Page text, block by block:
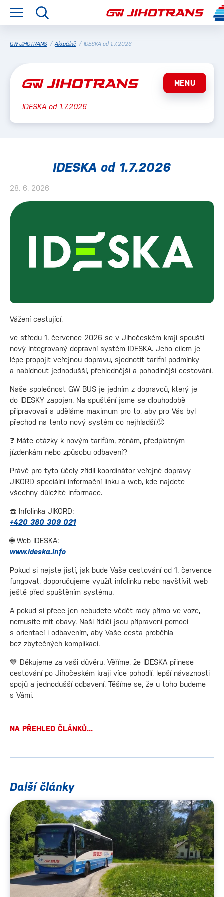
GW JIHOTRANS /Aktuálně / IDESKA od 1.7.2026
IDESKA od 1.7.2026
MENU
IDESKA od 1.7.2026
28. 6. 2026
Vážení cestující,
ve středu 1. července 2026 se v Jihočeském kraji spouští
nový Integrovaný dopravní systém IDESKA. Jeho cílem je
lépe propojit veřejnou dopravu, sjednotit tarifní podmínky
a nabídnout jednodušší, přehlednější a pohodlnější cestování.
Naše společnost GW BUS je jedním z dopravců, který je
do IDESKY zapojen. Na spuštění jsme se dlouhodobě
připravovali a uděláme maximum pro to, aby pro Vás byl
přechod na tento nový systém co nejhladší.🙂
❓ Máte otázky k novým tarifům, zónám, předplatným
jízdenkám nebo způsobu odbavení?
Právě pro tyto účely zřídil koordinátor veřejné dopravy
JIKORD speciální informační linku a web, kde najdete
všechny důležité informace.
☎️ Infolinka JIKORD:
+420 380 309 021
🌐 Web IDESKA:
www.ideska.info
Pokud si nejste jistí, jak bude Vaše cestování od 1. července
fungovat, doporučujeme využít infolinku nebo navštívit web
ještě před spuštěním systému.
A pokud si přece jen nebudete vědět rady přímo ve voze,
nemusíte mít obavy. Naši řidiči jsou připraveni pomoci
s orientací i odbavením, aby Vaše cesta proběhla
bez zbytečných komplikací.
💙 Děkujeme za vaši důvěru. Věříme, že IDESKA přinese
cestování po Jihočeském kraji více pohodlí, lepší návaznosti
spojů a jednodušší odbavení. Těšíme se, že u toho budeme
s Vámi.
NA PŘEHLED ČLÁNKŮ...
Další články